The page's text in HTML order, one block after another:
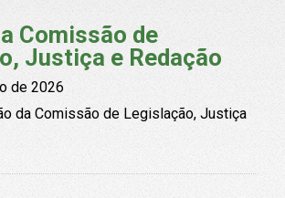
Comissão de
Justiça e Redação
de 2026
da Comissão de Legislação, Justiça